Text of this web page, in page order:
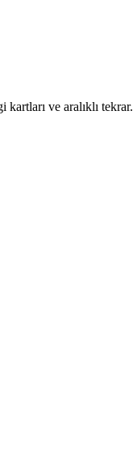
ve aralıklı tekrar.